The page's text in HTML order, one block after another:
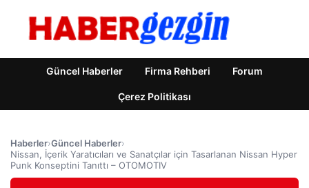
Güncel Haberler Firma Rehberi Forum
Çerez Politikası
Haberler›Güncel Haberler›
Nissan, İçerik Yaratıcıları ve Sanatçılar için Tasarlanan Nissan Hyper
Punk Konseptini Tanıttı – OTOMOTIV